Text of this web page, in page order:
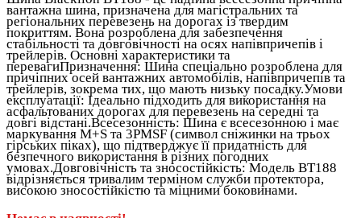
вантажна шина, призначена для магістральних та
регіональних перевезень на дорогах із твердим
покриттям. Вона розроблена для забезпечення
стабільності та довговічності на осях напівпричепів і
трейлерів. Основні характеристики та
перевагиПризначення: Шина спеціально розроблена для
причіпних осей вантажних автомобілів, напівпричепів та
трейлерів, зокрема тих, що мають низьку посадку.Умови
експлуатації: Ідеально підходить для використання на
асфальтованих дорогах для перевезень на середні та
довгі відстані.Всесезонність: Шина є всесезонною і має
маркування M+S та 3PMSF (символ сніжинки на трьох
гірських піках), що підтверджує її придатність для
безпечного використання в різних погодних
умовах.Довговічність та зносостійкість: Модель BT188
відрізняється тривалим терміном служби протектора,
високою зносостійкістю та міцними боковинами.